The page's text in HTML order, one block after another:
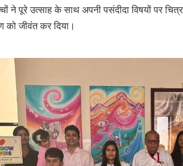
ने पूरे उत्साह के साथ अपनी पसंदीदा विषयों पर
को जीवंत कर दिया।